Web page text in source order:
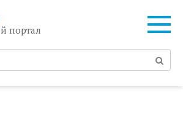
портал